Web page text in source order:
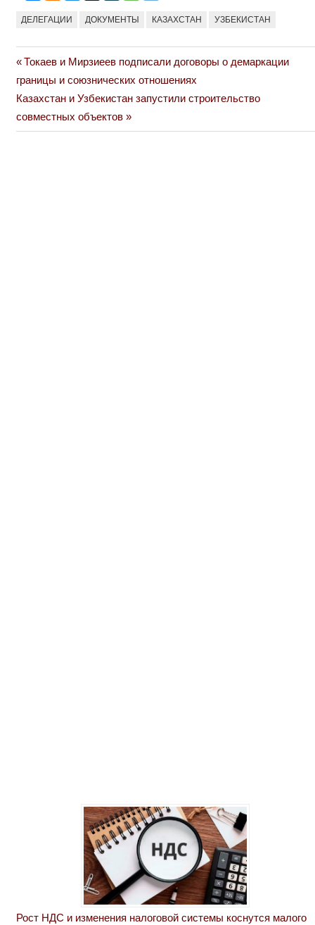
ДЕЛЕГАЦИИ ДОКУМЕНТЫ КАЗАХСТАН УЗБЕКИСТАН
Навигация
по
записям
Previous
Post:
Токаев и Мирзиеев подписали договоры о демаркации
границы и союзнических отношениях
Next
Post:
Казахстан и Узбекистан запустили строительство
совместных объектов
Рост НДС и изменения налоговой системы коснутся малого